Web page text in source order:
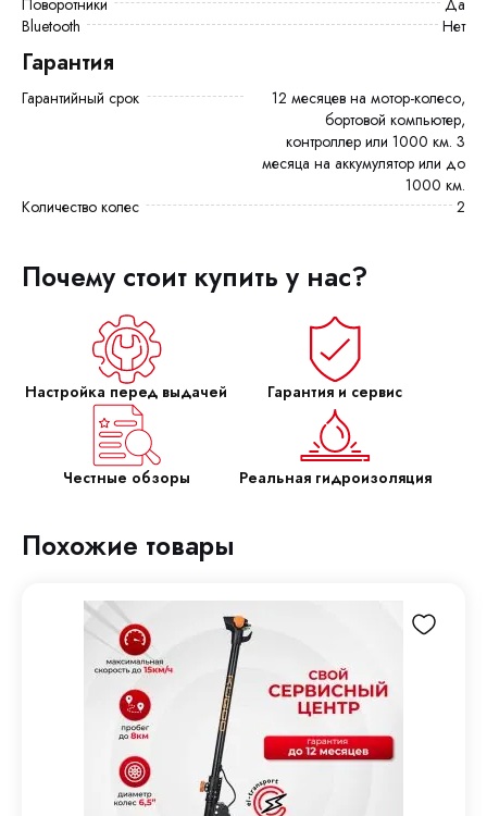
Bluetooth
Нет
Гарантия
Гарантийный срок
12 месяцев на мотор-колесо,
бортовой компьютер,
контроллер или 1000 км. 3
месяца на аккумулятор или до
1000 км.
Количество колес
2
Почему стоит купить у нас?
Настройка перед выдачей Гарантия и сервис
Честные обзоры Реальная гидроизоляция
Похожие товары